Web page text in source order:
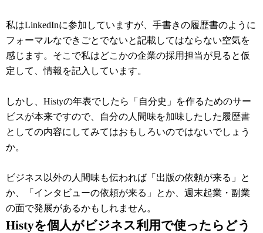
私はLinkedInに参加していますが、手書きの履歴書のように
フォーマルなできごとでないと記載してはならない空気を
感じます。そこで私はどこかの企業の採用担当が見ると仮
定して、情報を記入しています。
しかし、Histyの年表でしたら「自分史」を作るためのサー
ビスが本来ですので、自分の人間味を加味したした履歴書
としての内容にしてみてはおもしろいのではないでしょう
か。
ビジネス以外の人間味も伝われば「出版の依頼が来る」と
か、「インタビューの依頼が来る」とか、週末起業・副業
の面で発展があるかもしれません。
Histyを個人がビジネス利用で使ったらどう